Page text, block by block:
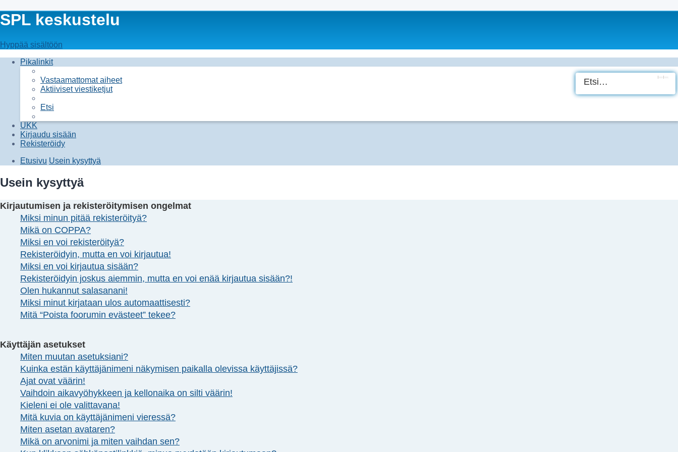
SPL keskustelu
Hyppää sisältöön
Etsi
Pikalinkit
Vastaamattomat aiheet
Aktiiviset viestiketjut
Etsi
UKK
Kirjaudu sisään
Rekisteröidy
Etusivu Usein kysyttyä
Usein kysyttyä
Kirjautumisen ja rekisteröitymisen ongelmat
Miksi minun pitää rekisteröityä?
Mikä on COPPA?
Miksi en voi rekisteröityä?
Rekisteröidyin, mutta en voi kirjautua!
Miksi en voi kirjautua sisään?
Rekisteröidyin joskus aiemmin, mutta en voi enää kirjautua sisään?!
Olen hukannut salasanani!
Miksi minut kirjataan ulos automaattisesti?
Mitä “Poista foorumin evästeet” tekee?
Käyttäjän asetukset
Miten muutan asetuksiani?
Kuinka estän käyttäjänimeni näkymisen paikalla olevissa käyttäjissä?
Ajat ovat väärin!
Vaihdoin aikavyöhykkeen ja kellonaika on silti väärin!
Kieleni ei ole valittavana!
Mitä kuvia on käyttäjänimeni vieressä?
Miten asetan avataren?
Mikä on arvonimi ja miten vaihdan sen?